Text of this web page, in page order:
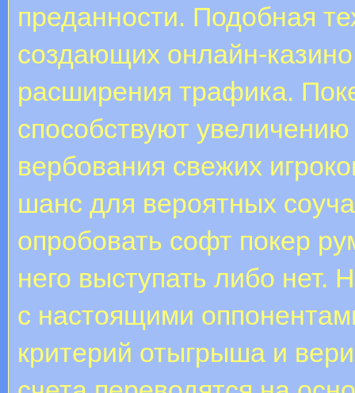
преданности. Подобная
создающих онлайн-
расширения трафика.
способствуют
вербования свежих
шанс для вероятных
опробовать софт покер
него выступать либо нет.
с настоящими
критерий отыгрыша и